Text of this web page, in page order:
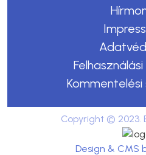
Copyright © 2023.
Design & CMS